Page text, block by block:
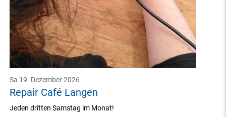
Repair Café Langen
Sa 19. Dezember 2026
Jeden dritten Samstag im Monat!